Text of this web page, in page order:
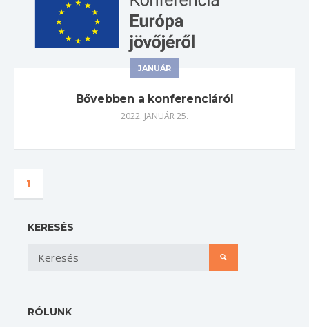
JANUÁR
Bővebben a konferenciáról
2022. JANUÁR 25.
1
KERESÉS
RÓLUNK